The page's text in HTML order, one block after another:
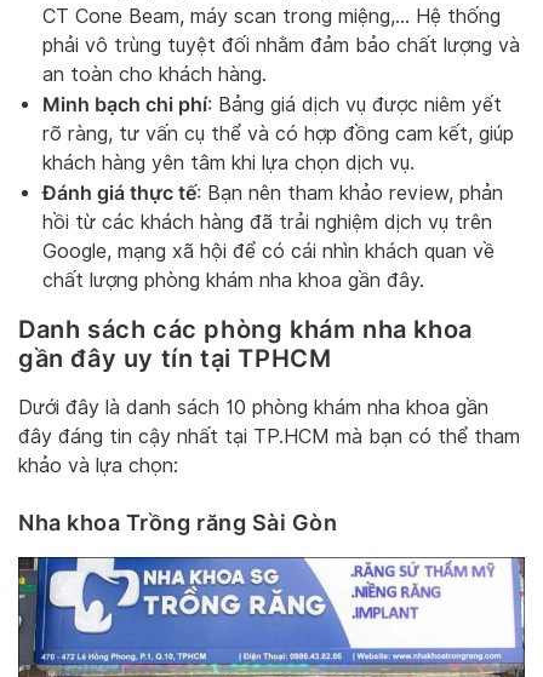
CT Cone Beam, máy scan trong miệng,… Hệ thống
phải vô trùng tuyệt đối nhằm đảm bảo chất lượng và
an toàn cho khách hàng.
Minh bạch chi phí: Bảng giá dịch vụ được niêm yết
rõ ràng, tư vấn cụ thể và có hợp đồng cam kết, giúp
khách hàng yên tâm khi lựa chọn dịch vụ.
Đánh giá thực tế: Bạn nên tham khảo review, phản
hồi từ các khách hàng đã trải nghiệm dịch vụ trên
Google, mạng xã hội để có cái nhìn khách quan về
chất lượng phòng khám nha khoa gần đây.
Danh sách các phòng khám nha khoa
gần đây uy tín tại TPHCM
Dưới đây là danh sách 10 phòng khám nha khoa gần
đây đáng tin cậy nhất tại TP.HCM mà bạn có thể tham
khảo và lựa chọn:
Nha khoa Trồng răng Sài Gòn